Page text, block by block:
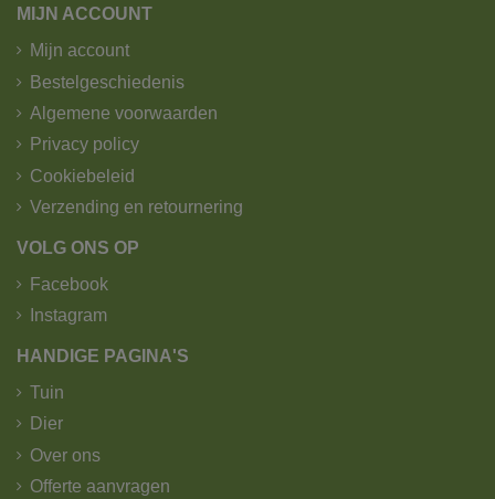
MIJN ACCOUNT
Mijn account
Bestelgeschiedenis
Algemene voorwaarden
Privacy policy
Cookiebeleid
Verzending en retournering
VOLG ONS OP
Facebook
Instagram
HANDIGE PAGINA'S
Tuin
Dier
Over ons
Offerte aanvragen